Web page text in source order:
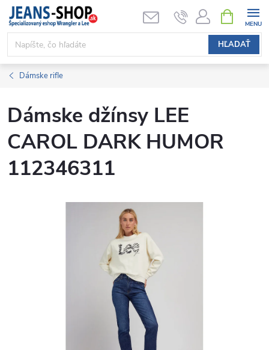
Prejsť
obsah
HĽADAŤ
KOŠÍK
Dámske rifle
Dámske džínsy LEE
CAROL DARK HUMOR
112346311